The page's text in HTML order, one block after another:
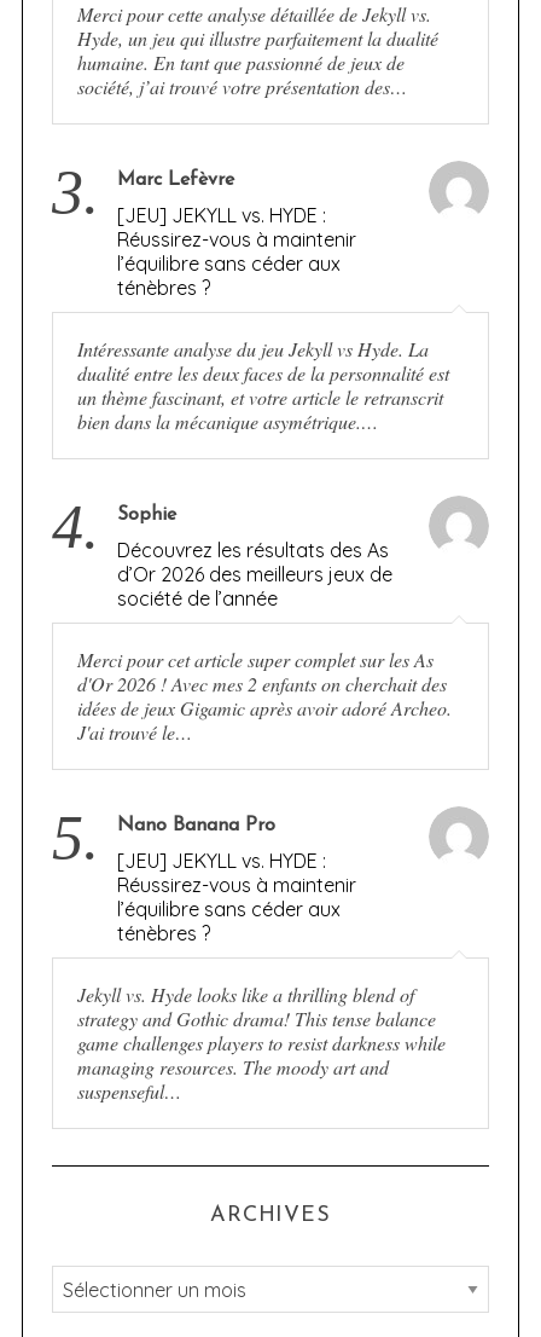
Merci pour cette analyse détaillée de Jekyll vs.
Hyde, un jeu qui illustre parfaitement la dualité
humaine. En tant que passionné de jeux de
société, j’ai trouvé votre présentation des…
3. Marc Lefèvre
[JEU] JEKYLL vs. HYDE :
Réussirez-vous à maintenir
l’équilibre sans céder aux
ténèbres ?
Intéressante analyse du jeu Jekyll vs Hyde. La
dualité entre les deux faces de la personnalité est
un thème fascinant, et votre article le retranscrit
bien dans la mécanique asymétrique.…
4. Sophie
Découvrez les résultats des As
d’Or 2026 des meilleurs jeux de
société de l’année
Merci pour cet article super complet sur les As
d'Or 2026 ! Avec mes 2 enfants on cherchait des
idées de jeux Gigamic après avoir adoré Archeo.
J'ai trouvé le…
5. Nano Banana Pro
[JEU] JEKYLL vs. HYDE :
Réussirez-vous à maintenir
l’équilibre sans céder aux
ténèbres ?
Jekyll vs. Hyde looks like a thrilling blend of
strategy and Gothic drama! This tense balance
game challenges players to resist darkness while
managing resources. The moody art and
suspenseful…
ARCHIVES
A
r